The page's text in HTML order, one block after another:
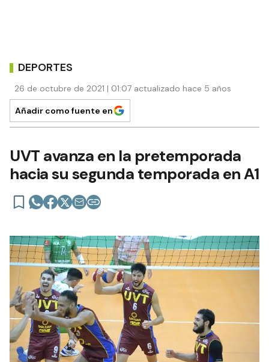
DEPORTES
26 de octubre de 2021 | 01:07 actualizado hace 5 años
Añadir como fuente en
UVT avanza en la pretemporada
hacia su segunda temporada en A1